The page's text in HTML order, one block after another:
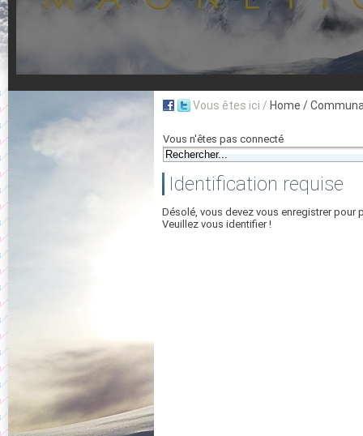
Vous êtes ici / Home /
Vous n'êtes pas connecté
Identification requise
Désolé, vous devez vous enregistrer pour
Veuillez vous identifier !